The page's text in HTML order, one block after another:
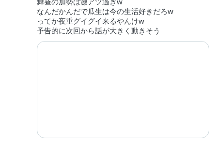
なんだかんだで瓜生は今の生活好きだろw
ってか夜重グイグイ来るやんけw
予告的に次回から話が大きく動きそう